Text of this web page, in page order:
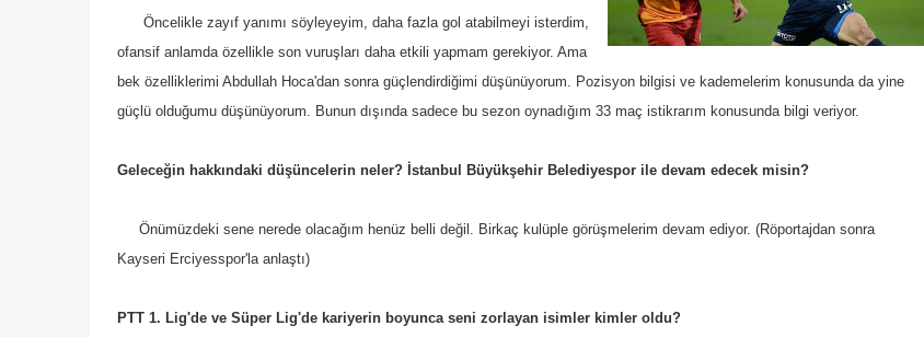
Öncelikle zayıf yanımı söyleyeyim, daha fazla gol atabilmeyi isterdim,
ofansif anlamda özellikle son vuruşları daha etkili yapmam gerekiyor. Ama
bek özelliklerimi Abdullah Hoca'dan sonra güçlendirdiğimi düşünüyorum. Pozisyon bilgisi ve kademelerim konusunda da yine
güçlü olduğumu düşünüyorum. Bunun dışında sadece bu sezon oynadığım 33 maç istikrarım konusunda bilgi veriyor.
Geleceğin hakkındaki düşüncelerin neler? İstanbul Büyükşehir Belediyespor ile devam edecek misin?
Önümüzdeki sene nerede olacağım henüz belli değil. Birkaç kulüple görüşmelerim devam ediyor. (Röportajdan sonra
Kayseri Erciyesspor'la anlaştı)
PTT 1. Lig'de ve Süper Lig'de kariyerin boyunca seni zorlayan isimler kimler oldu?